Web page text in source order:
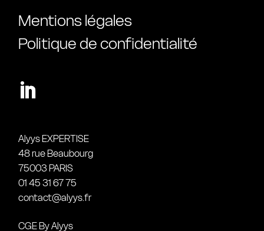
Mentions légales
Politique de confidentialité
Alyys EXPERTISE
48 rue Beaubourg
75003 PARIS
01 45 31 67 75
contact@alyys.fr
CGE By Alyys